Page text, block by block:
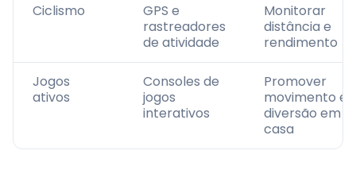
Ciclismo
GPS e
rastreadores
de atividade
Monitorar
distância e
rendimento
Jogos
ativos
Consoles de
jogos
interativos
Promover
movimento e
diversão em
casa